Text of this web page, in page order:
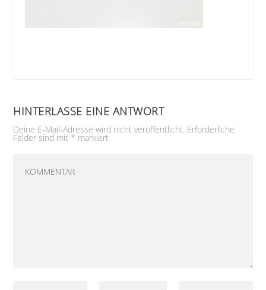
HINTERLASSE EINE ANTWORT
Deine E-Mail-Adresse wird nicht veröffentlicht. Erforderliche
Felder sind mit * markiert